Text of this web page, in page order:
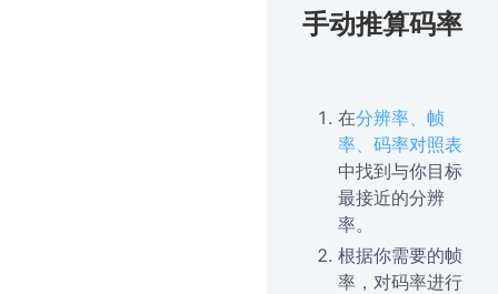
手动推算码率
在分辨率、帧
率、码率对照表
中找到与你目标
最接近的分辨
率。
根据你需要的帧
率，对码率进行